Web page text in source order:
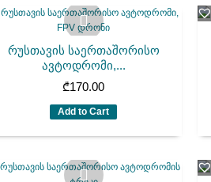
რუსთავის საერთაშორისო
ავტოდრომი,...
₾170.00
Add to Cart